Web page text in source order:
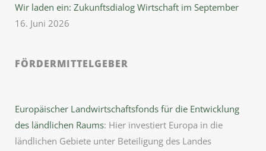
Wir laden ein: Zukunftsdialog Wirtschaft im September
16. Juni 2026
FÖRDERMITTELGEBER
Europäischer Landwirtschaftsfonds für die Entwicklung
des ländlichen Raums: Hier investiert Europa in die
ländlichen Gebiete unter Beteiligung des Landes